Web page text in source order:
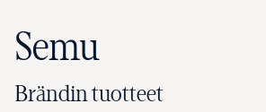
Semu
Brändin tuotteet